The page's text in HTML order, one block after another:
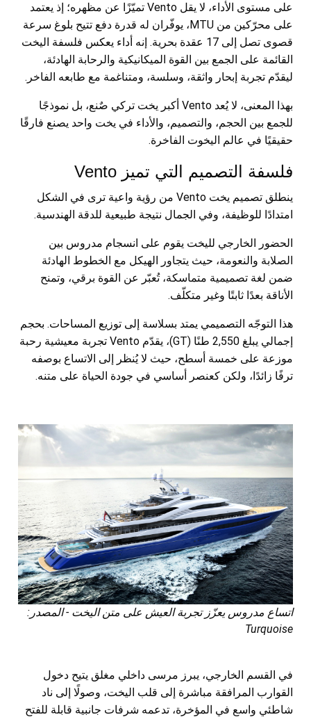
على مستوى الأداء، لا يقل Vento تميّزًا عن مظهره؛ إذ يعتمد
على محرّكين من MTU، يوفّران له قدرة دفع تتيح بلوغ سرعة
قصوى تصل إلى 17 عقدة بحرية. إنه أداء يعكس فلسفة اليخت
القائمة على الجمع بين القوة الميكانيكية والرحابة الهادئة،
ليقدّم تجربة إبحار واثقة، وسلسة، ومتناغمة مع طابعه الفاخر.
بهذا المعنى، لا يُعد Vento أكبر يخت تركي صٌنع، بل نموذجًا
للجمع بين الحجم، والتصميم، والأداء في يخت واحد يصنع فارقًا
حقيقيًا في عالم اليخوت الفاخرة.
فلسفة التصميم التي تميز Vento
ينطلق تصميم يخت Vento من رؤية واعية ترى في الشكل
امتدادًا للوظيفة، وفي الجمال نتيجة طبيعية للدقة الهندسية.
الحضور الخارجي لليخت يقوم على انسجام مدروس بين
الصلابة والنعومة، حيث يتجاور الهيكل مع الخطوط الهادئة
ضمن لغة تصميمية متماسكة، تُعبّر عن القوة برقي، وتمنح
الأناقة بعدًا ثابتًا وغير متكلّف.
هذا التوجّه التصميمي يمتد بسلاسة إلى توزيع المساحات. بحجم
إجمالي يبلغ 2,550 طنًا (GT)، يقدّم Vento تجربة معيشية رحبة
موزعة على خمسة أسطح، حيث لا يُنظر إلى الاتساع بوصفه
ترفًا زائدًا، ولكن كعنصر أساسي في جودة الحياة على متنه.
اتساع مدروس يعزّز تجربة العيش على متن اليخت - المصدر:
Turquoise
في القسم الخارجي، يبرز مرسى داخلي مغلق يتيح دخول
القوارب المرافقة مباشرة إلى قلب اليخت، وصولًا إلى ناد
شاطئي واسع في المؤخرة، تدعمه شرفات جانبية قابلة للفتح